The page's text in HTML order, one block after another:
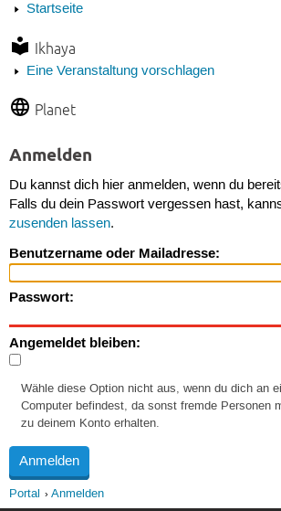
Startseite
Ikhaya
Eine Veranstaltung vorschlagen
Planet
Anmelden
Du kannst dich hier anmelden, wenn du
Falls du dein Passwort vergessen hast,
zusenden lassen.
Benutzername oder Mailadresse:
Passwort:
Angemeldet bleiben:
Wähle diese Option nicht aus, wenn du dich an
Computer befindest, da sonst fremde Personen
zu deinem Konto erhalten.
Portal Anmelden